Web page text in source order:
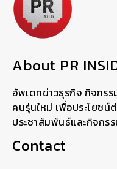
About PR
อัพเดทข่าวธุรกิจ กิจกร
คนรุ่นใหม่ เพื่อประโยช
ประชาสัมพันธ์และกิจกร
Contact